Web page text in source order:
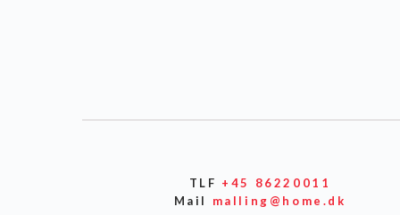
TLF +45 86220011
Mail malling@home.dk